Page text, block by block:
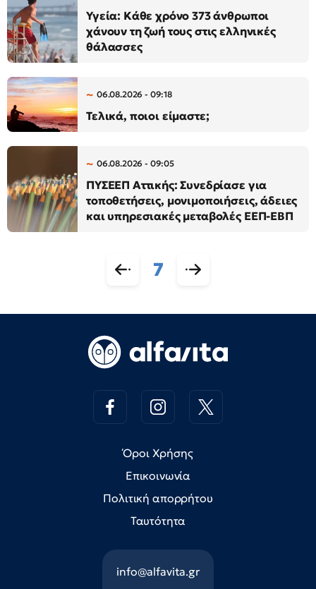
Υγεία: Κάθε χρόνο 373 άνθρωποι
χάνουν τη ζωή τους στις ελληνικές
θάλασσες
06.08.2026 - 09:18
Τελικά, ποιοι είμαστε;
06.08.2026 - 09:05
ΠΥΣΕΕΠ Αττικής: Συνεδρίασε για
τοποθετήσεις, μονιμοποιήσεις, άδειες
και υπηρεσιακές μεταβολές ΕΕΠ-ΕΒΠ
7
Όροι Χρήσης
Επικοινωνία
Πολιτική απορρήτου
Ταυτότητα
info@alfavita.gr